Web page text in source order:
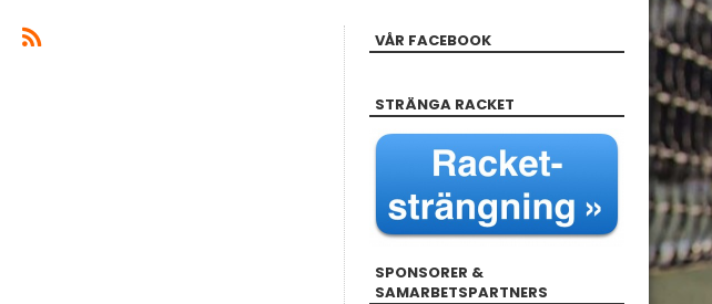
VÅR FACEBOOK
STRÄNGA RACKET
SPONSORER &
SAMARBETSPARTNERS